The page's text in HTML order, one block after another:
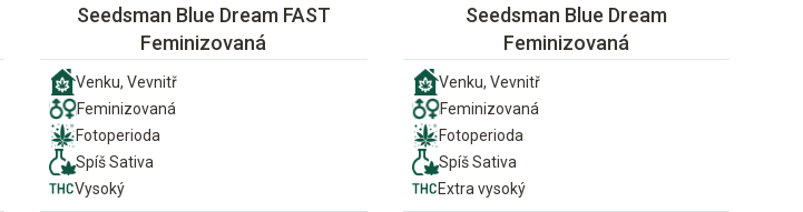
Seedsman Blue Dream FAST
Feminizovaná
Venku, Vevnitř
Feminizovaná
Fotoperioda
Spíš Sativa
Vysoký
Seedsman Blue Dream
Feminizovaná
Venku, Vevnitř
Feminizovaná
Fotoperioda
Spíš Sativa
Extra vysoký